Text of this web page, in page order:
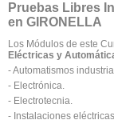
Pruebas Libres
en GIRONELLA
Los Módulos de este
Eléctricas y
- Automatismos
- Electrónica.
- Electrotecnia.
- Instalaciones